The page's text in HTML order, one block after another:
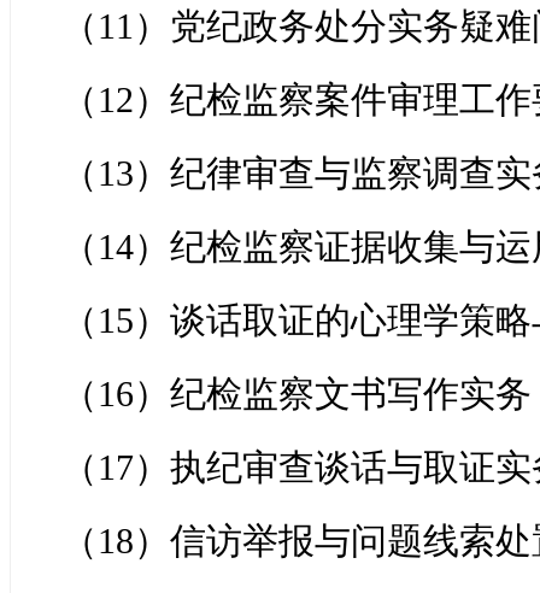
（11）党纪政务处分实务疑
（12）纪检监察案件审理工
（13）纪律审查与监察调查
（14）纪检监察证据收集与
（15）谈话取证的心理学策
（16）纪检监察文书写作实务
（17）执纪审查谈话与取证
（18）信访举报与问题线索